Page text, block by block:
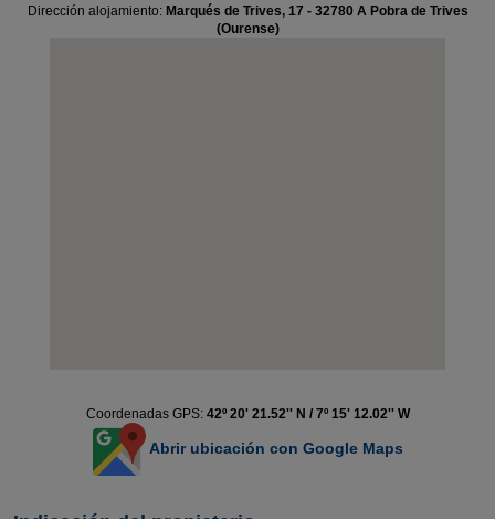
Dirección alojamiento: Marqués de Trives, 17 - 32780 A Pobra de Trives
(Ourense)
Coordenadas GPS: 42º 20' 21.52'' N / 7º 15' 12.02'' W
Abrir ubicación con Google Maps